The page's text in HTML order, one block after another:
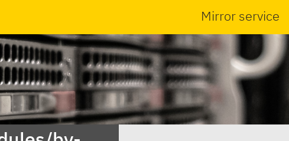
Mirror service